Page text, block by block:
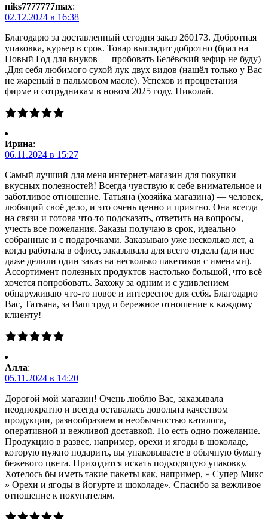
niks7777777max:
02.12.2024 в 16:38
Благодарю за доставленный сегодня заказ 260173. Добротная
упаковка, курьер в срок. Товар выглядит добротно (брал на
Новый Год для внуков — пробовать Белёвский зефир не буду)
.Для себя любимого сухой лук двух видов (нашёл только у Вас
не жареный в пальмовом масле). Успехов и процветания
фирме и сотрудникам в новом 2025 году. Николай.
Ирина:
06.11.2024 в 15:27
Самый лучший для меня интернет-магазин для покупки
вкусных полезностей! Всегда чувствую к себе внимательное и
заботливое отношение. Татьяна (хозяйка магазина) — человек,
любящий своё дело, и это очень ценно и приятно. Она всегда
на связи и готова что-то подсказать, ответить на вопросы,
учесть все пожелания. Заказы получаю в срок, идеально
собранные и с подарочками. Заказываю уже несколько лет, а
когда работала в офисе, заказывала для всего отдела (для нас
даже делили один заказ на несколько пакетиков с именами).
Ассортимент полезных продуктов настолько большой, что всё
хочется попробовать. Захожу за одним и с удивлением
обнаруживаю что-то новое и интересное для себя. Благодарю
Вас, Татьяна, за Ваш труд и бережное отношение к каждому
клиенту!
Алла:
05.11.2024 в 14:20
Дорогой мой магазин! Очень люблю Вас, заказывала
неоднократно и всегда оставалась довольна качеством
продукции, разнообразием и необычностью каталога,
оперативной и вежливой доставкой. Но есть одно пожелание.
Продукцию в развес, например, орехи и ягоды в шоколаде,
которую нужно подарить, вы упаковываете в обычную бумагу
бежевого цвета. Приходится искать подходящую упаковку.
Хотелось бы иметь такие пакеты как, например, » Супер Микс
» Орехи и ягоды в йогурте и шоколаде». Спасибо за вежливое
отношение к покупателям.